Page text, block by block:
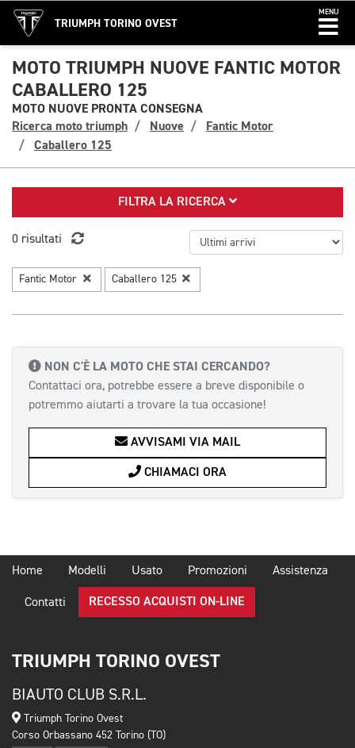
TRIUMPH TORINO OVEST
MENU
MOTO TRIUMPH NUOVE FANTIC MOTOR
CABALLERO 125
MOTO NUOVE PRONTA CONSEGNA
Ricerca moto triumph
Nuove
Fantic Motor
Caballero 125
FILTRA LA RICERCA
0 risultati
Fantic Motor Caballero 125
NON C'È LA MOTO CHE STAI CERCANDO?
Contattaci ora, potrebbe essere a breve disponibile o
potremmo aiutarti a trovare la tua occasione!
AVVISAMI VIA MAIL
CHIAMACI ORA
Home Modelli Usato Promozioni Assistenza
Contatti RECESSO ACQUISTI ON-LINE
TRIUMPH TORINO OVEST
BIAUTO CLUB S.R.L.
Triumph Torino Ovest
Corso Orbassano 452 Torino (TO)